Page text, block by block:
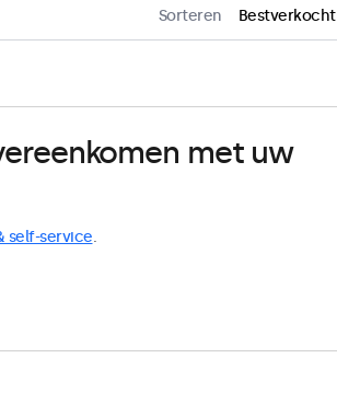
Sorteren Bestverkocht
met uw
self-service.